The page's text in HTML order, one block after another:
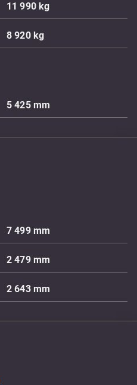
11 990kg
8 920 kg
5 425 mm
7 499 mm
2 479 mm
2 643 mm